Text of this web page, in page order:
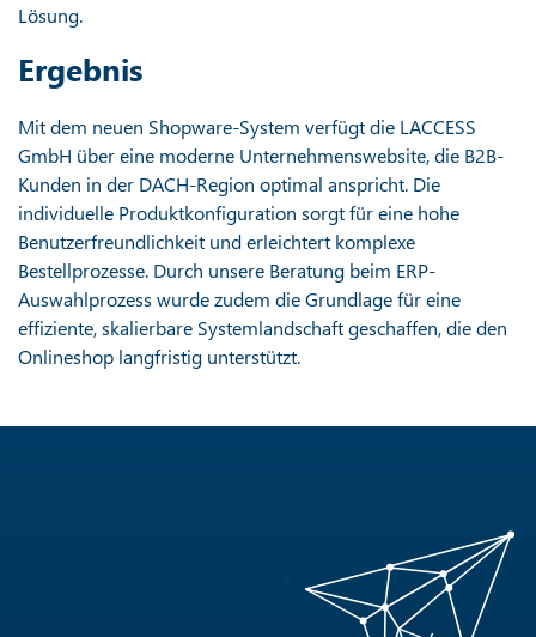
Lösung.
Ergebnis
Mit dem neuen Shopware-System verfügt die LACCESS
GmbH über eine moderne Unternehmenswebsite, die B2B-
Kunden in der DACH-Region optimal anspricht. Die
individuelle Produktkonfiguration sorgt für eine hohe
Benutzerfreundlichkeit und erleichtert komplexe
Bestellprozesse. Durch unsere Beratung beim ERP-
Auswahlprozess wurde zudem die Grundlage für eine
effiziente, skalierbare Systemlandschaft geschaffen, die den
Onlineshop langfristig unterstützt.